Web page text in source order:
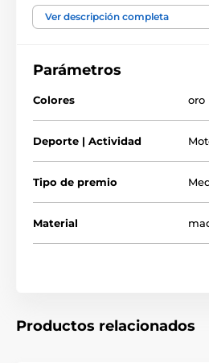
Impresa a full color, esta medalla
única. Elija entre tres tamaños
de consultar nuestros precios
mayor.
Tómese el tiempo de ver nuestro
para ver cómo fabricamos
madera y lo que los hace tan
Ver descripción completa
Parámetros
Colores oro
Deporte | Actividad
Tipo de premio
Material
Productos relacionados